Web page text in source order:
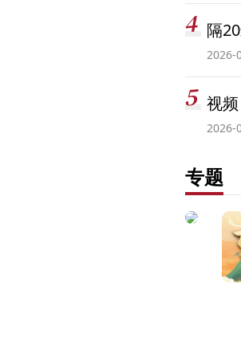
隔
2026-
视
2026-
专题